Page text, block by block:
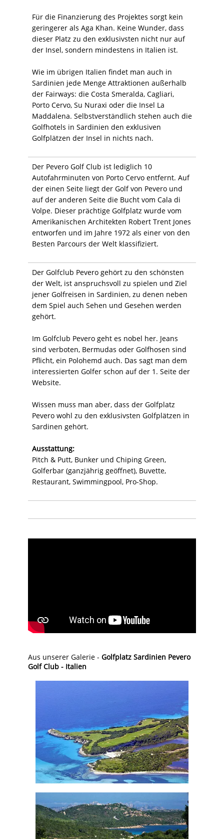
Für die Finanzierung des Projektes sorgt kein
geringerer als Aga Khan. Keine Wunder, dass
dieser Platz zu den exklusivsten nicht nur auf
der Insel, sondern mindestens in Italien ist.
Wie im übrigen Italien findet man auch in
Sardinien jede Menge Attraktionen außerhalb
der Fairways: die Costa Smeralda, Cagliari,
Porto Cervo, Su Nuraxi oder die Insel La
Maddalena. Selbstverständlich stehen auch die
Golfhotels in Sardinien den exklusiven
Golfplätzen der Insel in nichts nach.
Der Pevero Golf Club ist lediglich 10
Autofahrminuten von Porto Cervo entfernt. Auf
der einen Seite liegt der Golf von Pevero und
auf der anderen Seite die Bucht vom Cala di
Volpe. Dieser prächtige Golfplatz wurde vom
Amerikanischen Architekten Robert Trent Jones
entworfen und im Jahre 1972 als einer von den
Besten Parcours der Welt klassifiziert.
Der Golfclub Pevero gehört zu den schönsten
der Welt, ist anspruchsvoll zu spielen und Ziel
jener Golfreisen in Sardinien, zu denen neben
dem Spiel auch Sehen und Gesehen werden
gehört.
Im Golfclub Pevero geht es nobel her. Jeans
sind verboten, Bermudas oder Golfhosen sind
Pflicht, ein Polohemd auch. Das sagt man dem
interessierten Golfer schon auf der 1. Seite der
Website.
Wissen muss man aber, dass der Golfplatz
Pevero wohl zu den exklusivsten Golfplätzen in
Sardinen gehört.
Ausstattung:
Pitch & Putt, Bunker und Chiping Green,
Golferbar (ganzjährig geöffnet), Buvette,
Restaurant, Swimmingpool, Pro-Shop.
Aus unserer Galerie - Golfplatz Sardinien Pevero
Golf Club - Italien